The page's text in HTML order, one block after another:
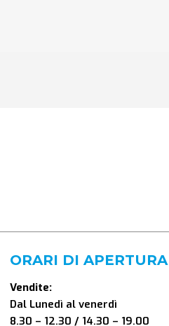
ORARI DI APERTURA
Vendite:
Dal Lunedì al venerdì
8.30 – 12.30 / 14.30 – 19.00